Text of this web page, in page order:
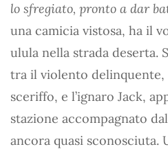
lo sfregiato, pronto a dar
una camicia vistosa, ha il
ulula nella strada deserta.
tra il violento delinquente,
sceriffo, e l’ignaro Jack,
stazione accompagnato
ancora quasi sconosciuta.